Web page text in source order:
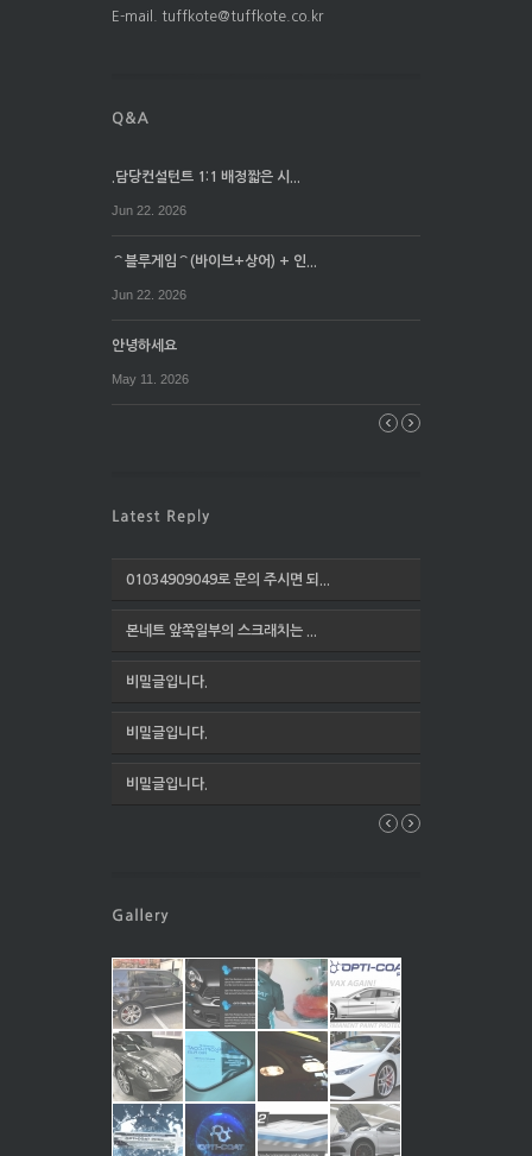
E-mail. tuffkote@tuffkote.co.kr
.담당컨설턴트 1:1 배정짧은 시...
Jun 22. 2026
⌒블루게임⌒(바이브+상어) + 인...
Jun 22. 2026
안녕하세요
May 11. 2026
01034909049로 문의 주시면 되...
본네트 앞쪽일부의 스크래치는 ...
비밀글입니다.
비밀글입니다.
비밀글입니다.